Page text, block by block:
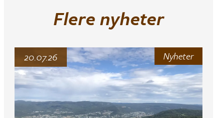
Flere nyheter
Nyheter
20.07.26